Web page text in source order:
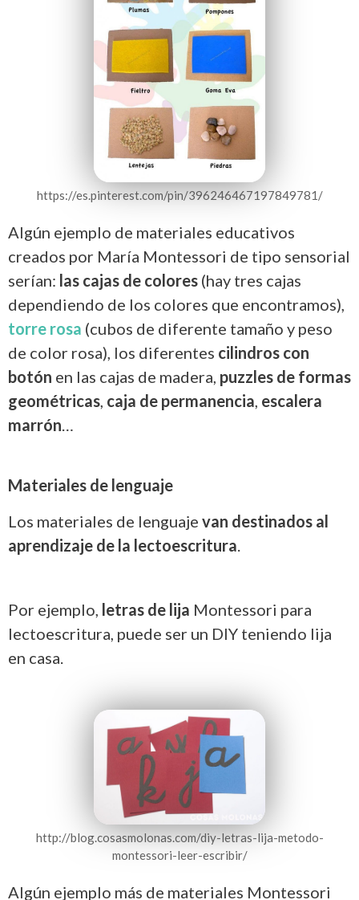
https://es.pinterest.com/pin/396246467197849781/
Algún ejemplo de materiales educativos
creados por María Montessori de tipo sensorial
serían: las cajas de colores (hay tres cajas
dependiendo de los colores que encontramos),
torre rosa (cubos de diferente tamaño y peso
de color rosa), los diferentes cilindros con
botón en las cajas de madera, puzzles de formas
geométricas, caja de permanencia, escalera
marrón…
Materiales de lenguaje
Los materiales de lenguaje van destinados al
aprendizaje de la lectoescritura.
Por ejemplo, letras de lija Montessori para
lectoescritura, puede ser un DIY teniendo lija
en casa.
http://blog.cosasmolonas.com/diy-letras-lija-metodo-
montessori-leer-escribir/
Algún ejemplo más de materiales Montessori